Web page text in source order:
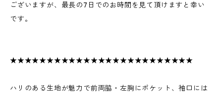
ございますが、最長の7日でのお時間を見て頂けますと幸い
です。
★★★★★★★★★★★★★★★★★★★★★★★★★
ハリのある生地が魅力で前両脇・左胸にポケット、袖口には